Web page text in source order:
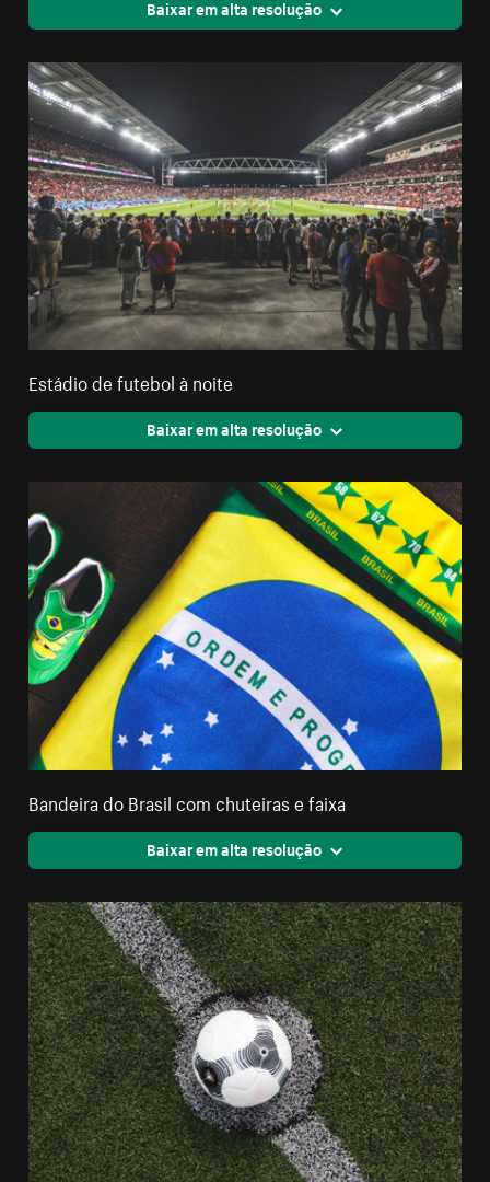
Baixar em alta resolução
Estádio de futebol à noite
Baixar em alta resolução
Bandeira do Brasil com chuteiras e faixa
Baixar em alta resolução